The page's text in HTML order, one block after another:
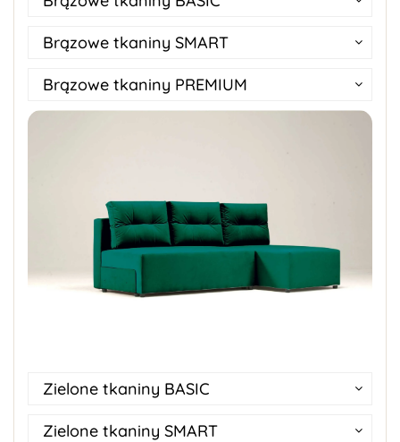
Brązowe tkaniny SMART
Brązowe tkaniny PREMIUM
Zielone tkaniny BASIC
Zielone tkaniny SMART